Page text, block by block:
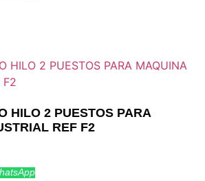
HILO 2 PUESTOS PARA
REF F2